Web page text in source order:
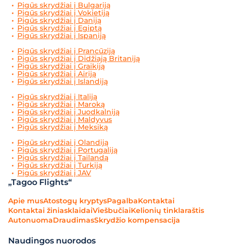
Pigūs skrydžiai į Bulgariją
Pigūs skrydžiai į Vokietiją
Pigūs skrydžiai į Daniją
Pigūs skrydžiai į Egiptą
Pigūs skrydžiai į Ispaniją
Pigūs skrydžiai į Prancūziją
Pigūs skrydžiai į Didžiają Britaniją
Pigūs skrydžiai į Graikiją
Pigūs skrydžiai į Airiją
Pigūs skrydžiai į Islandiją
Pigūs skrydžiai į Italiją
Pigūs skrydžiai į Maroką
Pigūs skrydžiai į Juodkalniją
Pigūs skrydžiai į Maldyvus
Pigūs skrydžiai į Meksiką
Pigūs skrydžiai į Olandiją
Pigūs skrydžiai į Portugaliją
Pigūs skrydžiai į Tailandą
Pigūs skrydžiai į Turkiją
Pigūs skrydžiai į JAV
„Tagoo Flights“
Apie musAtostogų kryptysPagalbaKontaktai
Kontaktai žiniasklaidaiViešbučiaiKelionių tinklaraštis
AutonuomaDraudimasSkrydžio kompensacija
Naudingos nuorodos